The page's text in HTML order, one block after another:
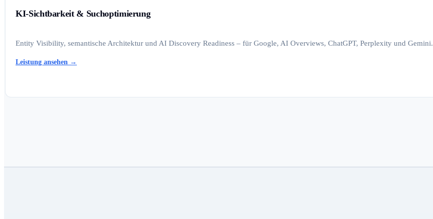
KI-Sichtbarkeit & Suchoptimierung
Entity Visibility, semantische Architektur und AI Discovery Readiness – für Google, AI Overviews, ChatGPT, Perplexity und Gemini.
Leistung ansehen →